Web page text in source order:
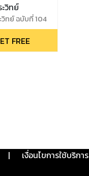
วิทย์
ทย์ ฉบับที่ 104
FREE
| เงื่อนไขการใช้บริการ